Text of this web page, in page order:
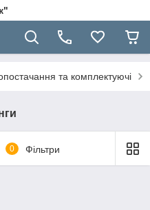
та комплектуючі
0 Фільтри